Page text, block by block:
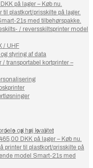
på lager – Køb nu.
til plastkort/prisskilte på lager.
21s med tilbehørspakke.
/ reversskiltsprinter model
/ UHF
styring af data
transportabel kortprinter –
og høj kvalitet
DKK på lager – Køb nu.
printer til plastkort/prisskilte på
model Smart-21s med